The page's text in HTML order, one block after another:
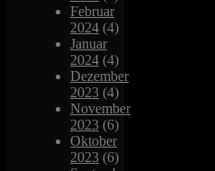
Februar
2024 (4)
Januar
2024 (4)
Dezember
2023 (4)
November
2023 (6)
Oktober
2023 (6)